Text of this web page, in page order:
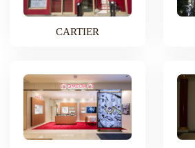
CARTIER